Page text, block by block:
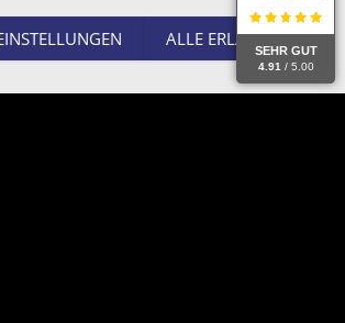
SEHR GUT
4.91 / 5.00
ALLE ERLAUBEN